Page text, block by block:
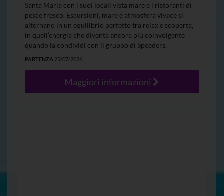
Santa Maria con i suoi locali vista mare e i ristoranti di
pesce fresco. Escursioni, mare e atmosfera vivace si
alternano in un equilibrio perfetto tra relax e scoperta,
in quell’energia che diventa ancora più coinvolgente
quando la condividi con il gruppo di Speeders.
PARTENZA 25/07/2026
Maggiori informazioni